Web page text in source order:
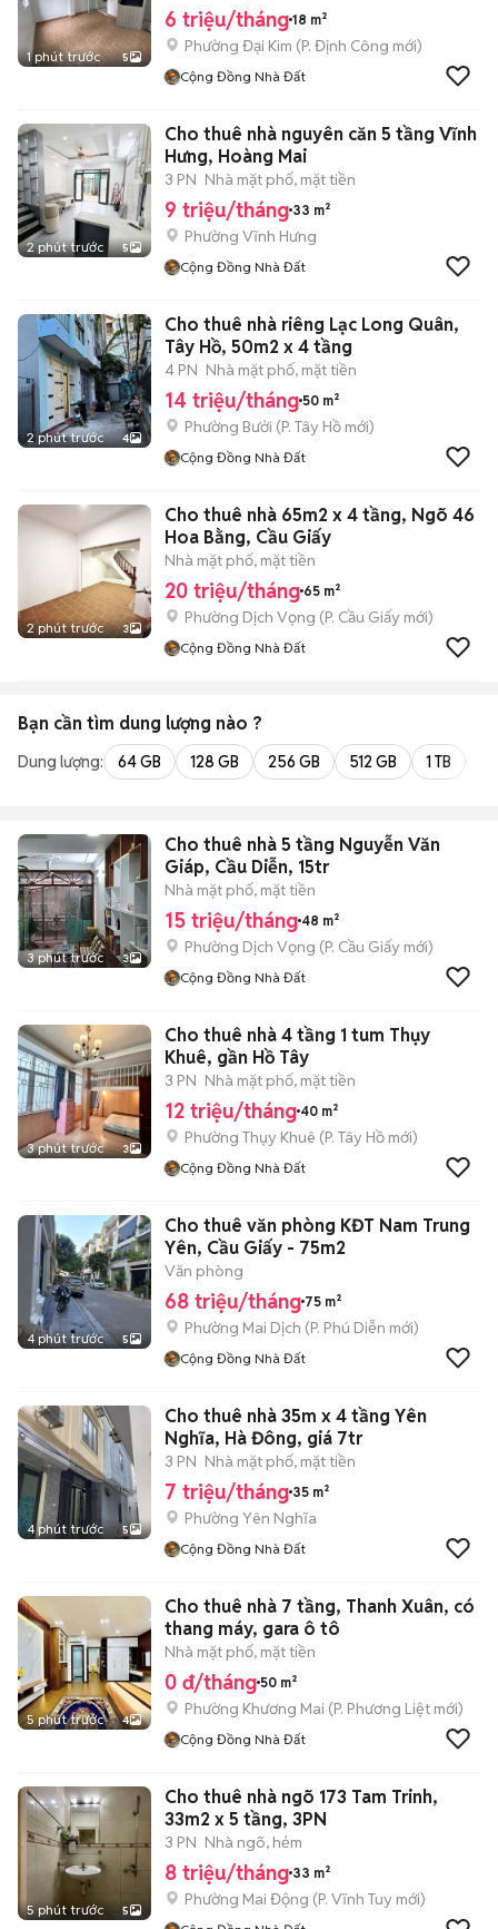
1 phút trước 5
6 triệu/tháng 18 m²
Phường Đại Kim (P. Định Công mới)
Cộng Đồng Nhà Đất
2 phút trước 5
Cho thuê nhà nguyên căn 5 tầng Vĩnh
Hưng, Hoàng Mai
3 PN Nhà mặt phố, mặt tiền
9 triệu/tháng 33 m²
Phường Vĩnh Hưng
Cộng Đồng Nhà Đất
2 phút trước 4
Cho thuê nhà riêng Lạc Long Quân,
Tây Hồ, 50m2 x 4 tầng
4 PN Nhà mặt phố, mặt tiền
14 triệu/tháng 50 m²
Phường Bưởi (P. Tây Hồ mới)
Cộng Đồng Nhà Đất
2 phút trước 3
Cho thuê nhà 65m2 x 4 tầng, Ngõ 46
Hoa Bằng, Cầu Giấy
Nhà mặt phố, mặt tiền
20 triệu/tháng 65 m²
Phường Dịch Vọng (P. Cầu Giấy mới)
Cộng Đồng Nhà Đất
Bạn cần tìm dung lượng nào ?
Dung lượng: 64 GB 128 GB 256 GB 512 GB 1 TB
3 phút trước 3
Cho thuê nhà 5 tầng Nguyễn Văn
Giáp, Cầu Diễn, 15tr
Nhà mặt phố, mặt tiền
15 triệu/tháng 48 m²
Phường Dịch Vọng (P. Cầu Giấy mới)
Cộng Đồng Nhà Đất
3 phút trước 3
Cho thuê nhà 4 tầng 1 tum Thụy
Khuê, gần Hồ Tây
3 PN Nhà mặt phố, mặt tiền
12 triệu/tháng 40 m²
Phường Thụy Khuê (P. Tây Hồ mới)
Cộng Đồng Nhà Đất
4 phút trước 5
Cho thuê văn phòng KĐT Nam Trung
Yên, Cầu Giấy - 75m2
Văn phòng
68 triệu/tháng 75 m²
Phường Mai Dịch (P. Phú Diễn mới)
Cộng Đồng Nhà Đất
4 phút trước 5
Cho thuê nhà 35m x 4 tầng Yên
Nghĩa, Hà Đông, giá 7tr
3 PN Nhà mặt phố, mặt tiền
7 triệu/tháng 35 m²
Phường Yên Nghĩa
Cộng Đồng Nhà Đất
5 phút trước 4
Cho thuê nhà 7 tầng, Thanh Xuân, có
thang máy, gara ô tô
Nhà mặt phố, mặt tiền
0 đ/tháng 50 m²
Phường Khương Mai (P. Phương Liệt mới)
Cộng Đồng Nhà Đất
5 phút trước 5
Cho thuê nhà ngõ 173 Tam Trinh,
33m2 x 5 tầng, 3PN
3 PN Nhà ngõ, hẻm
8 triệu/tháng 33 m²
Phường Mai Động (P. Vĩnh Tuy mới)